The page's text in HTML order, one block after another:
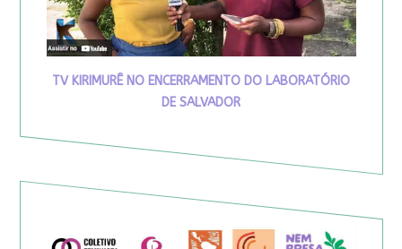
TV KIRIMURÊ NO ENCERRAMENTO DO LABORATÓRIO
DE SALVADOR